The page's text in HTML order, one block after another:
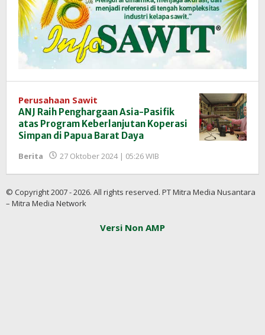
Perusahaan Sawit
ANJ Raih Penghargaan Asia-Pasifik
atas Program Keberlanjutan Koperasi
Simpan di Papua Barat Daya
Berita 27 Oktober 2024 | 05:26 WIB
InfoSAWIT
© Copyright 2007 - 2026. All rights reserved. PT Mitra Media Nusantara
– Mitra Media Network
Versi Non AMP